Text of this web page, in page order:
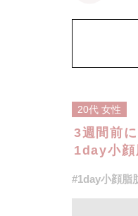
顔の脂肪吸引
20代 女性
3週間前
1day小顔
#1day小顔脂